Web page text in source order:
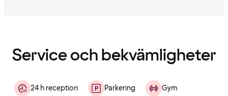
Service och bekvämligheter
24 h reception Parkering Gym